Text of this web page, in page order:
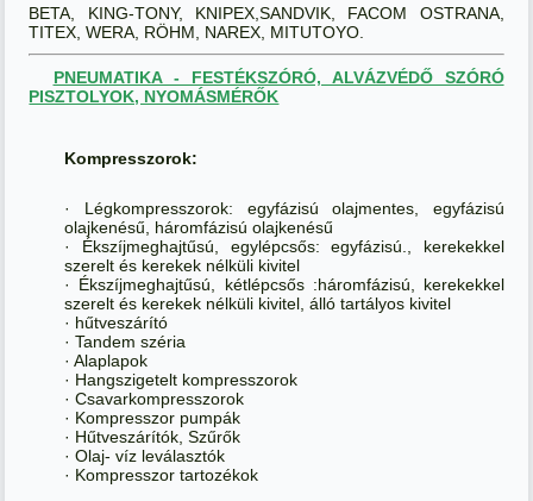
BETA, KING-TONY, KNIPEX,SANDVIK, FACOM OSTRANA,
TITEX, WERA, RÖHM, NAREX, MITUTOYO.
PNEUMATIKA - FESTÉKSZÓRÓ, ALVÁZVÉDŐ SZÓRÓ
PISZTOLYOK, NYOMÁSMÉRŐK
Kompresszorok:
· Légkompresszorok: egyfázisú olajmentes, egyfázisú
olajkenésű, háromfázisú olajkenésű
· Ékszíjmeghajtűsú, egylépcsős: egyfázisú., kerekekkel
szerelt és kerekek nélküli kivitel
· Ékszíjmeghajtűsú, kétlépcsős :háromfázisú, kerekekkel
szerelt és kerekek nélküli kivitel, álló tartályos kivitel
· hűtveszárító
· Tandem széria
· Alaplapok
· Hangszigetelt kompresszorok
· Csavarkompresszorok
· Kompresszor pumpák
· Hűtveszárítók, Szűrők
· Olaj- víz leválasztók
· Kompresszor tartozékok